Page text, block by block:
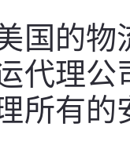
国的
代理
所有的